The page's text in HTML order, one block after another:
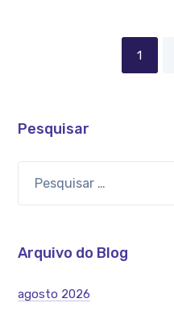
1
Pesquisar
Arquivo do Blog
agosto 2026